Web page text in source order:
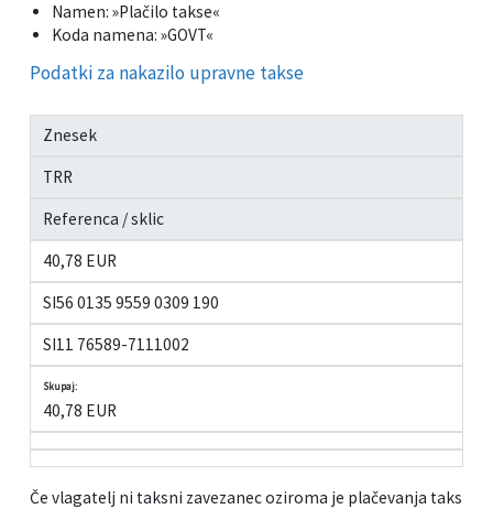
Namen: »Plačilo takse«
Koda namena: »GOVT«
Podatki za nakazilo upravne takse
Znesek
TRR
Referenca / sklic
40,78 EUR
SI56 0135 9559 0309 190
SI11 76589-7111002
Skupaj:
40,78 EUR
Če vlagatelj ni taksni zavezanec oziroma je plačevanja taks